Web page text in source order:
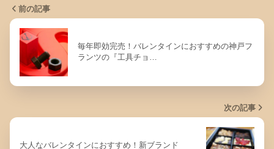
前の記事
毎年即効完売！バレンタインにおすすめの神戸フ
ランツの『工具チョ…
次の記事
大人なバレンタインにおすすめ！新ブランド